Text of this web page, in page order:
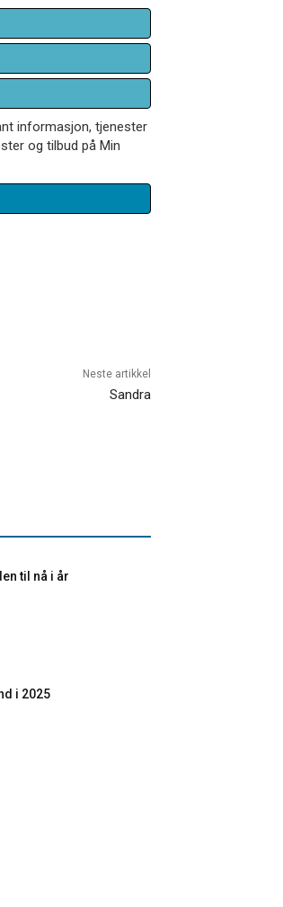
informasjon, tjenester
og tilbud på Min
Neste artikkel
Sandra
til nå i år
i 2025